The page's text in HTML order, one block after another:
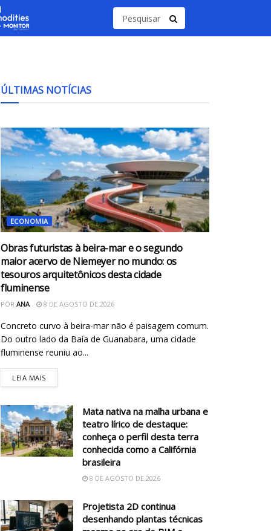
ÚLTIMAS NOTÍCIAS
ECONOMIA
Obras futuristas à beira-mar e o segundo
maior acervo de Niemeyer no mundo: os
tesouros arquitetônicos desta cidade
fluminense
POR ANA 8 DE AGOSTO DE 2026
Concreto curvo à beira-mar não é paisagem comum.
Do outro lado da Baía de Guanabara, uma cidade
fluminense reuniu ao...
LEIA MAIS
Mata nativa na malha urbana e
teatro lírico de destaque:
conheça o perfil desta terra
conhecida como a Califórnia
brasileira
8 DE AGOSTO DE 2026
Projetista 2D continua
desenhando plantas técnicas